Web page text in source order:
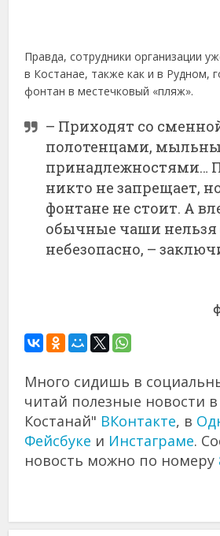
Правда, сотрудники организации
в Костанае, также как и в Рудном,
фонтан в местечковый «пляж».
– Приходят со
полотенцами,
принадлежностями…
никто не запрещает,
фонтане не стоит. А
обычные чаши нельзя
небезопасно, –
Много сидишь в
читай полезные новости
Костанай" ВКонтакте, в
Фейсбуке и Инстаграме.
новость можно по номеру